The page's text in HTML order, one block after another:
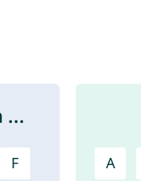
...
F A